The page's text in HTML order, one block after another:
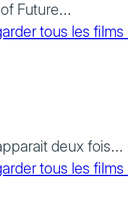
Future...
tous les
deux fois...
tous les